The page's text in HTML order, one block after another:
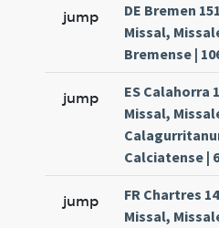
jump
DE Bremen
Missal,
Bremense |
jump
ES Calahorra
Missal,
Calciatense |
jump
FR Chartres
Missal,